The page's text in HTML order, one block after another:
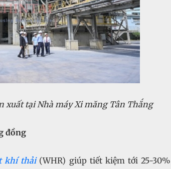
xuất tại Nhà máy Xi măng Tân Thắng
đồng
khí thải (WHR) giúp tiết kiệm tới 25-30%